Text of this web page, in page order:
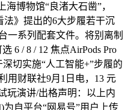
博物馆“良渚大石凿”，
》提出的6大步履若干沉
一系列配套文件。将别离制
6 / 8 / 12 焦点AirPods Pro
切实施“人工智能+”步履的
用财联社9月1日电，13 元
玩演讲/出格声明：以上内
自平台“网易号”用户上传